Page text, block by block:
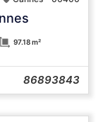
97.18 m²
86893843